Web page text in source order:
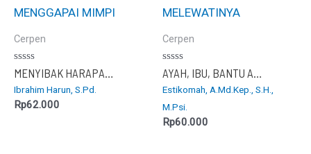
Cerpen
Dinilai
0
dari
5
Ibrahim Harun, S.Pd.
Rp62.000
Cerpen
Dinilai
0
dari
Estikomah, A.Md.Kep., S.H.,
M.Psi.
Rp60.000